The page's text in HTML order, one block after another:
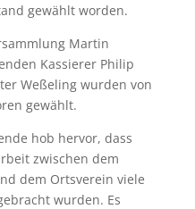
gewählt worden.
Martin
Kassierer Philip
Weßeling wurden von
gewählt.
hob hervor, dass
zwischen dem
dem Ortsverein viele
wurden. Es